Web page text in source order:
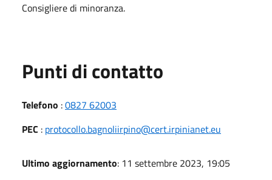
Consigliere di minoranza.
Punti di contatto
Telefono :0827 62003
PEC : protocollo.bagnoliirpino@cert.irpinianet.eu
Ultimo aggiornamento: 11 settembre 2023, 19:05